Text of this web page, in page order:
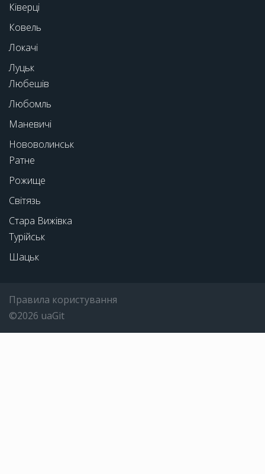
Ківерці
Ковель
Локачі
Луцьк
Любешів
Любомль
Маневичі
Нововолинськ
Ратне
Рожище
Світязь
Стара Вижівка
Турійськ
Шацьк
Правила користування
©2026 uaGit